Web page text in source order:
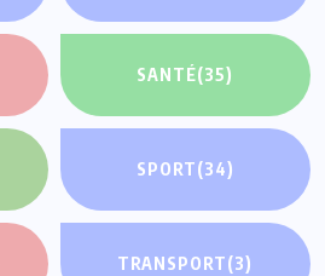
SANTÉ(35)
SPORT(34)
TRANSPORT(3)